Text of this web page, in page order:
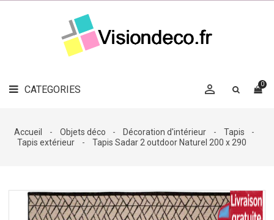
CATEGORIES 0

LE
MAG
DÉCO

DÉCO
Accueil Objets déco Décoration d'intérieur
Tapis
Tapis extérieur
Tapis Sadar 2 outdoor Naturel 200 x 290